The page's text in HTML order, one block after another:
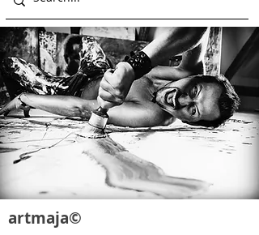
artmaja©